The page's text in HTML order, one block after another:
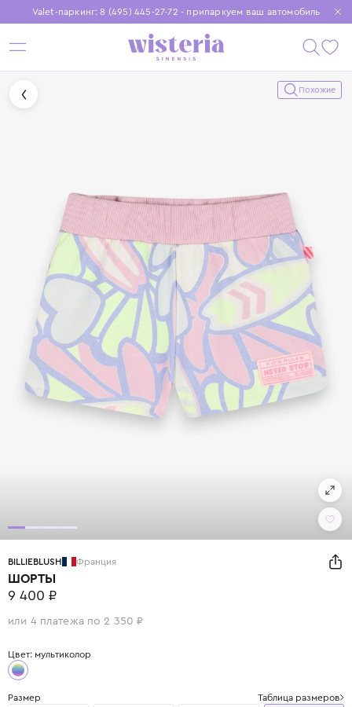
Valet-паркинг: 8 (495) 445-27-72 - припаркуем ваш автомобиль
Бесплатная доставка при заказе от 15 000 ₽
Установите приложение, чтобы покупки были еще удобнее
Похожие
BILLIEBLUSH Франция
ШОРТЫ
9 400 ₽
или 4 платежа по 2 350 ₽
Цвет: мультиколор
Размер Таблица размеров